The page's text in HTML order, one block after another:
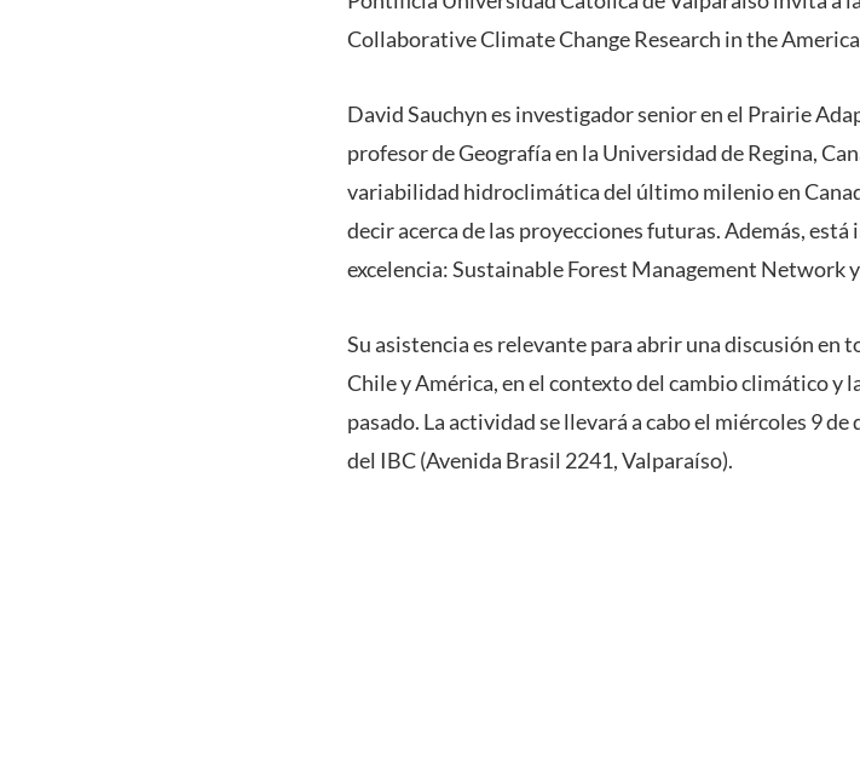
Collaborative Climate Change Research in the
David Sauchyn es investigador senior en el Prairie
profesor de Geografía en la Universidad de Regina,
variabilidad hidroclimática del último milenio en
decir acerca de las proyecciones futuras. Además,
excelencia: Sustainable Forest Management Network
Su asistencia es relevante para abrir una discusión en
Chile y América, en el contexto del cambio climático y
pasado. La actividad se llevará a cabo el miércoles 9
del IBC (Avenida Brasil 2241, Valparaíso).